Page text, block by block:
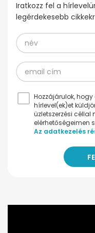
Iratkozz fel a
legérdekesebb
Hozzájárulok,
hírlevel(ek)et
üzletszerzési
elérhetőségeimen
Az adatkezelés